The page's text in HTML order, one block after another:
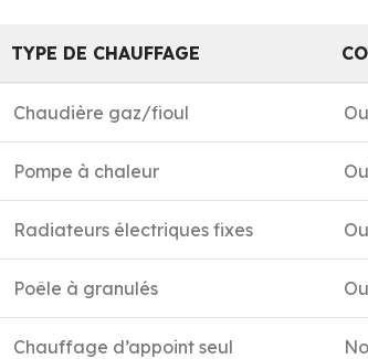
TYPE DE CHAUFFAGE
Chaudière gaz/fioul
Pompe à chaleur
Radiateurs électriques fixes
Poêle à granulés
Chauffage d’appoint seul